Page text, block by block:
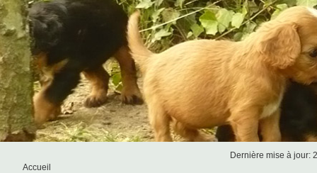
Accueil
Dernière mise à jour: